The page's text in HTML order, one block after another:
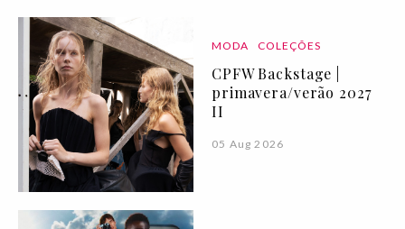
MODA COLEÇÕES
CPFW Backstage |
primavera/verão 2027
II
05 Aug 2026